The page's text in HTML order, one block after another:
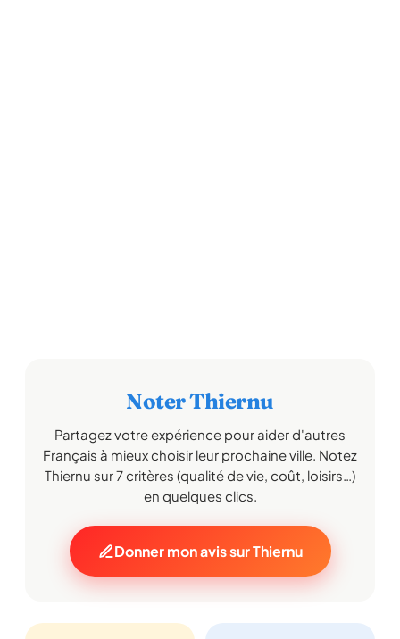
Noter Thiernu
Partagez votre expérience pour aider d'autres
Français à mieux choisir leur prochaine ville. Notez
Thiernu sur 7 critères (qualité de vie, coût, loisirs…)
en quelques clics.
Donner mon avis sur Thiernu